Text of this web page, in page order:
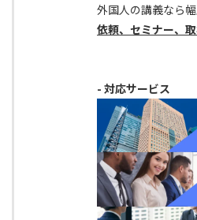
外国人の講義なら
依頼、セミナー、
- 対応サービス